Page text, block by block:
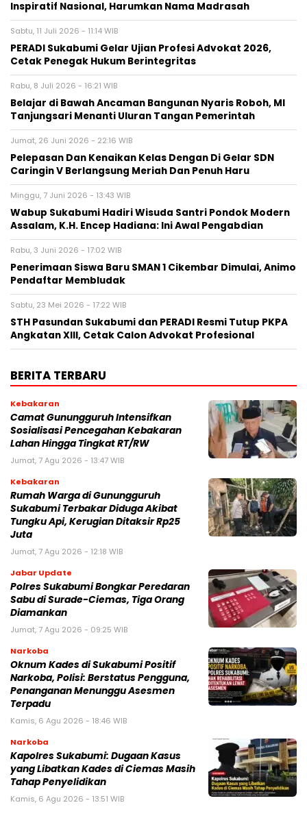
Inspiratif Nasional, Harumkan Nama Madrasah‎
Sabtu, 11 Juli 2026 - 11:14 WIB
‎PERADI Sukabumi Gelar Ujian Profesi Advokat 2026,
Cetak Penegak Hukum Berintegritas
Rabu, 8 Juli 2026 - 16:21 WIB
‎Belajar di Bawah Ancaman Bangunan Nyaris Roboh, MI
Tanjungsari Menanti Uluran Tangan Pemerintah‎
Jumat, 26 Juni 2026 - 22:16 WIB
Pelepasan Dan Kenaikan Kelas Dengan Di Gelar SDN
Caringin V Berlangsung Meriah Dan Penuh Haru
Minggu, 7 Juni 2026 - 13:43 WIB
‎Wabup Sukabumi Hadiri Wisuda Santri Pondok Modern
Assalam, K.H. Encep Hadiana: Ini Awal Pengabdian‎
Rabu, 3 Juni 2026 - 17:02 WIB
Penerimaan Siswa Baru SMAN 1 Cikembar Dimulai, Animo
Pendaftar Membludak
Sabtu, 23 Mei 2026 - 17:22 WIB
STH Pasundan Sukabumi dan PERADI Resmi Tutup PKPA
Angkatan XIII, Cetak Calon Advokat Profesional
BERITA TERBARU
Kebakaran
‎‎Camat Gunungguruh Intensifkan
Sosialisasi Pencegahan Kebakaran
Lahan Hingga Tingkat RT/RW‎
Jumat, 7 Agu 2026 - 13:47 WIB
Kebakaran
‎Rumah Warga di Gunungguruh
Sukabumi Terbakar Diduga Akibat
Tungku Api, Kerugian Ditaksir Rp25
Juta
Jumat, 7 Agu 2026 - 12:18 WIB
Jabar Update
Polres Sukabumi Bongkar Peredaran
Sabu di Surade-Ciemas, Tiga Orang
Diamankan
Jumat, 7 Agu 2026 - 09:25 WIB
Narkoba
Oknum Kades di Sukabumi Positif
Narkoba, Polisi: Berstatus Pengguna,
Penanganan Menunggu Asesmen
Terpadu
Kamis, 6 Agu 2026 - 18:46 WIB
Narkoba
Kapolres Sukabumi: Dugaan Kasus
yang Libatkan Kades di Ciemas Masih
Tahap Penyelidikan
Kamis, 6 Agu 2026 - 13:51 WIB